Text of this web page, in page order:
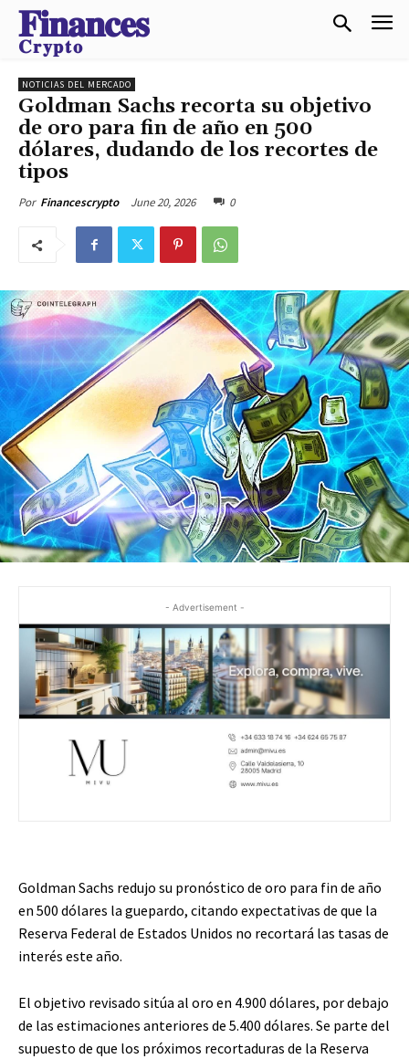
𝐅𝐢𝐧𝐚𝐧𝐜𝐞𝐬
𝐂𝐫𝐲𝐩𝐭𝐨
NOTICIAS DEL MERCADO
Goldman Sachs recorta su objetivo
de oro para fin de año en 500
dólares, dudando de los recortes de
tipos
Por Financescrypto June 20, 2026 0
- Advertisement -
Goldman Sachs redujo su pronóstico de oro para fin de año
en 500 dólares la guepardo, citando expectativas de que la
Reserva Federal de Estados Unidos no recortará las tasas de
interés este año.
El objetivo revisado sitúa al oro en 4.900 dólares, por debajo
de las estimaciones anteriores de 5.400 dólares. Se parte del
supuesto de que los próximos recortaduras de la Reserva